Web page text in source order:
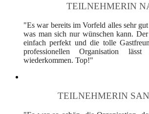
TEILNEHMERIN
"Es war bereits im Vorfeld alles sehr
was man sich nur wünschen kann.
einfach perfekt und die tolle
professionellen Organisation
wiederkommen. Top!"
TEILNEHMERIN